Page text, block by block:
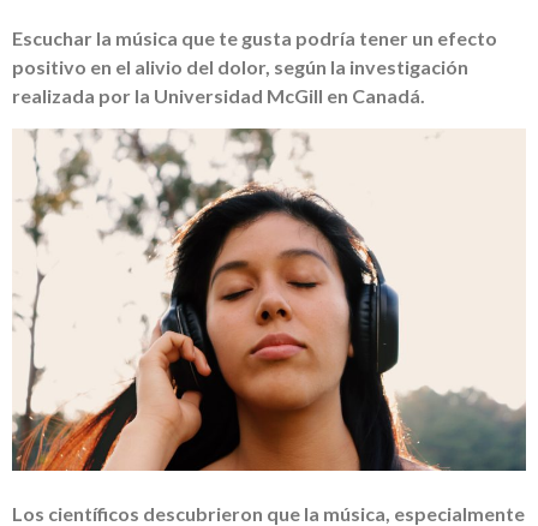
Escuchar la música que te gusta podría tener un efecto
positivo en el alivio del dolor, según la investigación
realizada por la Universidad McGill en Canadá.
Los científicos descubrieron que la música, especialmente